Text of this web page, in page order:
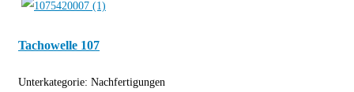
Tachowelle 107
Unterkategorie: Nachfertigungen